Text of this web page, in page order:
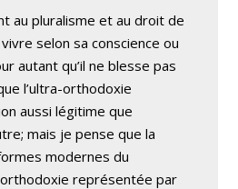
au pluralisme et au droit de
selon sa conscience ou
autant qu’il ne blesse pas
l’ultra-orthodoxie
aussi légitime que
mais je pense que la
modernes du
représentée par